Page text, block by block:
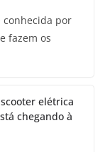
conhecida por
fazem os
elétrica
chegando à